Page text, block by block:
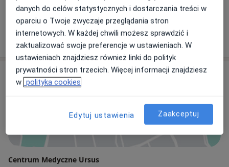
dr n. med. Piotr Kwiatkowski
Kardiolog, Internista
1 opinia
Adres
Powiększ mapę
Centrum Medyczne Ursus
danych do celów statystycznych i dostarczania treści w
oparciu o Twoje zwyczaje przeglądania stron
internetowych. W każdej chwili możesz sprawdzić i
zaktualizować swoje preferencje w ustawieniach. W
ustawieniach znajdziesz również linki do polityk
prywatności stron trzecich. Więcej informacji znajdziesz
w polityka cookies
Edytuj ustawienia Zaakceptuj